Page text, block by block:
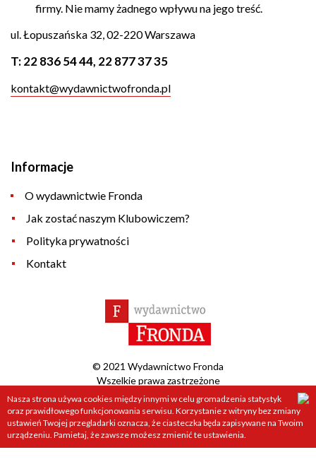
firmy. Nie mamy żadnego wpływu na jego treść.
ul. Łopuszańska 32, 02-220 Warszawa
T:22 836 54 44, 22 877 37 35
kontakt@wydawnictwofronda.pl
Informacje
O wydawnictwie Fronda
Jak zostać naszym Klubowiczem?
Polityka prywatności
Kontakt
© 2021 Wydawnictwo Fronda
Wszelkie prawa zastrzeżone
Projekt &cms:www.zstudio.pl
Nasza strona używa cookies między innymi w celu gromadzenia statystyk
oraz prawidłowego funkcjonowania serwisu. Korzystanie z witryny bez zmiany
ustawień Twojej przegladarki oznacza, że ciasteczka będa zapisywane na Twoim
urządzeniu. Pamietaj, że zawsze możesz zmienić te ustawienia.